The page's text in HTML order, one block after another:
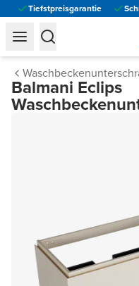
Tiefstpreisgarantie
Balmani Eclips